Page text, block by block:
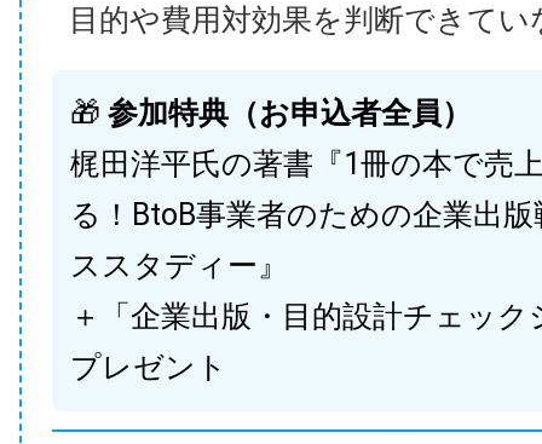
目的や費用対効果を判断できてい
🎁 参加特典（お申込者全員）
梶田洋平氏の著書『1冊の本で売
る！BtoB事業者のための企業出
ススタディー』
＋「企業出版・目的設計チェック
プレゼント